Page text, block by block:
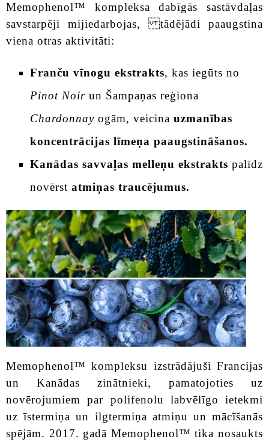
Memophenol™ kompleksa dabīgās sastāvdaļas
savstarpēji mijiedarbojas, tādējādi paaugstina
viena otras aktivitāti:
Franču vīnogu ekstrakts, kas iegūts no
Pinot Noir un Šampaņas reģiona
Chardonnay ogām, veicina uzmanības
koncentrācijas līmeņa paaugstināšanos.
Kanādas savvaļas melleņu ekstrakts palīdz
novērst atmiņas traucējumus.
Memophenol™ kompleksu izstrādājuši Francijas
un Kanādas zinātnieki, pamatojoties uz
novērojumiem par polifenolu labvēlīgo ietekmi
uz īstermiņa un ilgtermiņa atmiņu un mācīšanās
spējām. 2017. gadā Memophenol™ tika nosaukts